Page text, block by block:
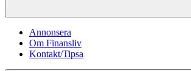
Annonsera
Om Finansliv
Kontakt/Tipsa